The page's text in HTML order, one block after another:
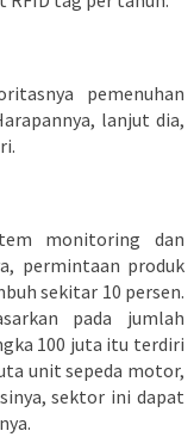
pemenuhan
lanjut dia,
monitoring dan
permintaan produk
sekitar 10 persen.
pada jumlah
100 juta itu terdiri
unit sepeda motor,
sektor ini dapat